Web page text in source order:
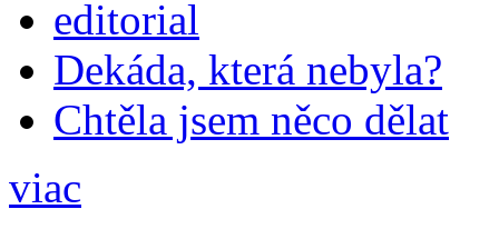
editorial
Dekáda, která nebyla?
Chtěla jsem něco dělat
viac